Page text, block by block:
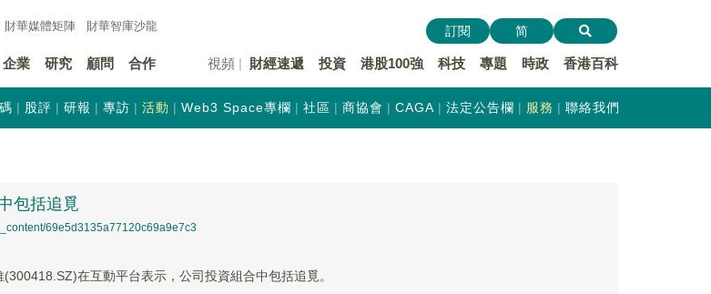
財華媒體矩陣 財華智庫沙龍
企業 研究 顧問 合作 視頻 財經速遞 投資 港股100強 科技 專題 時政 香港百科
訂閱 简
股評 研報 專訪 活動 Web3 Space專欄 社區 商協會 CAGA 法定公告欄 服務 聯絡我們
包括追覓
69e5d3135a77120c69a9e7c3
(300418.SZ)在互動平台表示，公司投資組合中包括追覓。